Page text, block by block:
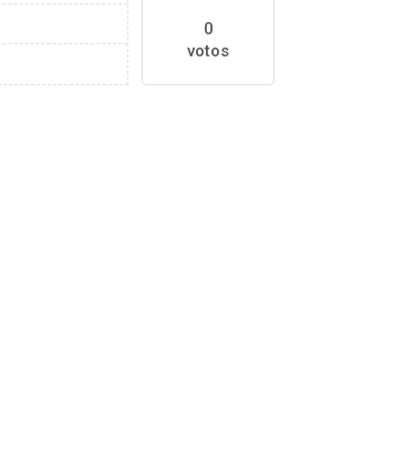
0
votos